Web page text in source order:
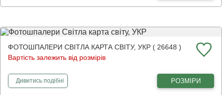
ФОТОШПАЛЕРИ СВІТЛА КАРТА СВІТУ, УКР ( 26648 )
Вартість залежить від розмірів
Дивитисьфотошпалери
подібні РОЗМІРИ